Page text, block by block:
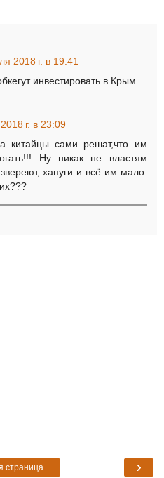
2018 г. в 19:41
инвестировать в Крым
г. в 23:09
китайцы сами решат,что им
Ну никак не властям
хапуги и всё им мало.
›
страница